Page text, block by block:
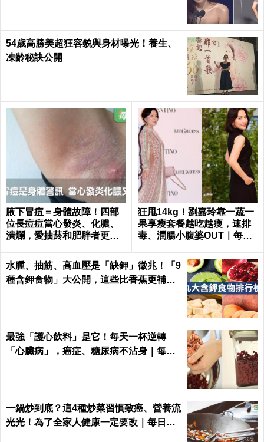
54歲高勝美超狂容貌與身材曝光！養生、
凍齡秘訣公開
腋下冒痘＝身體故障！四部
位長痘痘當心發炎、化膿、
潰爛，愛抽菸和肥胖者更要
狂甩14kg！劉嘉玲靠一蔬一
果享瘦套餐越吃越瘦，速排
毒、潤腸小腹婆OUT｜每日
水腫、抽筋、高血壓是「缺鉀」徵兆！「9
種含鉀食物」大公開，這些比香蕉更補鉀
最強「護心飲料」是它！每天一杯逆轉
「心臟病」，癌症、糖尿病不沾身｜每日
一鍋炒到底？這4種炒菜習慣致癌、營養流
光光！為了全家人健康一定要改｜每日健